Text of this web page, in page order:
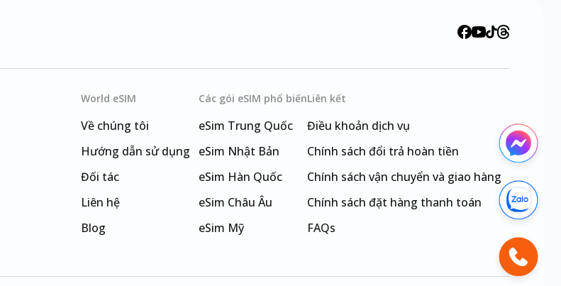
World eSIM
Về chúng tôi
Hướng dẫn sử dụng
Đối tác
Liên hệ
Blog
Các gói eSIM phổ biến
eSim Trung Quốc
eSim Nhật Bản
eSim Hàn Quốc
eSim Châu Âu
eSim Mỹ
Liên kết
Điều khoản dịch vụ
Chính sách đổi trả hoàn tiền
Chính sách vận chuyển và giao hàng
Chính sách đặt hàng thanh toán
FAQs